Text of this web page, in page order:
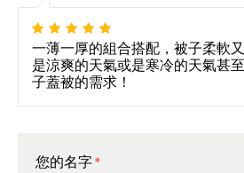
一薄一厚的組合搭配，被子柔軟
是涼爽的天氣或是寒冷的天氣甚
子蓋被的需求！
您的名字